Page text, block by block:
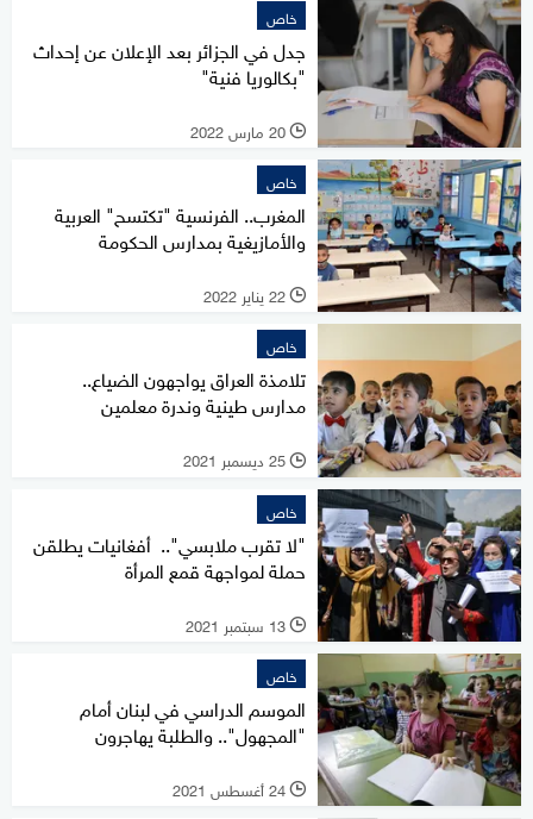
خاص
جدل في الجزائر بعد الإعلان عن إحداث
"بكالوريا فنية"
l 20 مارس 2022
خاص
المغرب.. الفرنسية "تكتسح" العربية
والأمازيغية بمدارس الحكومة
l 22 يناير 2022
خاص
تلامذة العراق يواجهون الضياع..
مدارس طينية وندرة معلمين
l 25 ديسمبر 2021
خاص
"لا تقرب ملابسي".. أفغانيات يطلقن
حملة لمواجهة قمع المرأة
l 13 سبتمبر 2021
خاص
الموسم الدراسي في لبنان أمام
"المجهول".. والطلبة يهاجرون
l 24 أغسطس 2021